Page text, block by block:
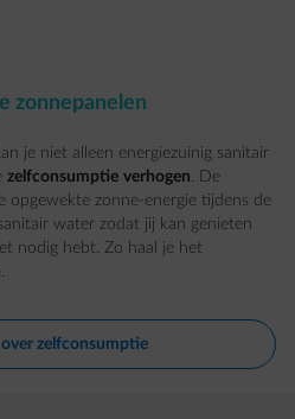
zonnepanelen
je niet alleen energiezuinig sanitair
zelfconsumptie verhogen. De
opgewekte zonne-energie tijdens de
water zodat jij kan genieten
nodig hebt. Zo haal je het
.
zelfconsumptie